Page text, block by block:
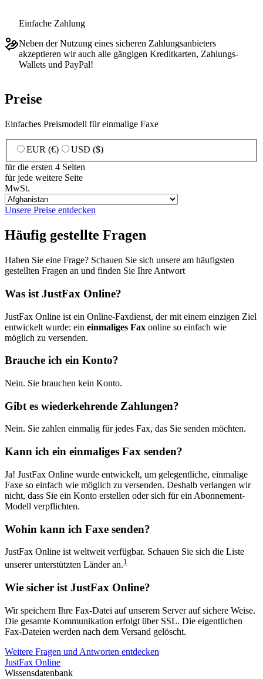
Einfache Zahlung
Neben der Nutzung eines sicheren Zahlungsanbieters
akzeptieren wir auch alle gängigen Kreditkarten, Zahlungs-
Wallets und PayPal!
Preise
Einfaches Preismodell für einmalige Faxe
EUR (€)
USD ($)
für die ersten 4 Seiten
für jede weitere Seite
MwSt.
Unsere Preise entdecken
Häufig gestellte Fragen
Haben Sie eine Frage? Schauen Sie sich unsere am häufigsten
gestellten Fragen an und finden Sie Ihre Antwort
Was ist JustFax Online?
JustFax Online ist ein Online-Faxdienst, der mit einem einzigen Ziel
entwickelt wurde: ein einmaliges Fax online so einfach wie
möglich zu versenden.
Brauche ich ein Konto?
Nein. Sie brauchen kein Konto.
Gibt es wiederkehrende Zahlungen?
Nein. Sie zahlen einmalig für jedes Fax, das Sie senden möchten.
Kann ich ein einmaliges Fax senden?
Ja! JustFax Online wurde entwickelt, um gelegentliche, einmalige
Faxe so einfach wie möglich zu versenden. Deshalb verlangen wir
nicht, dass Sie ein Konto erstellen oder sich für ein Abonnement-
Modell verpflichten.
Wohin kann ich Faxe senden?
JustFax Online ist weltweit verfügbar. Schauen Sie sich die Liste
unserer unterstützten Länder an.1
Wie sicher ist JustFax Online?
Wir speichern Ihre Fax-Datei auf unserem Server auf sichere Weise.
Die gesamte Kommunikation erfolgt über SSL. Die eigentlichen
Fax-Dateien werden nach dem Versand gelöscht.
Weitere Fragen und Antworten entdecken
JustFax Online
Wissensdatenbank